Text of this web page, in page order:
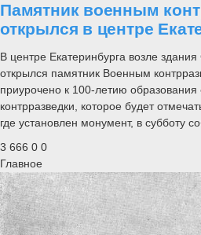
Памятник военным
открылся в центре
В центре Екатеринбурга возле
открылся памятник Военным
приурочено к 100-летию образования
контрразведки, которое будет
где установлен монумент, в субботу
3 666 0 0
Главное